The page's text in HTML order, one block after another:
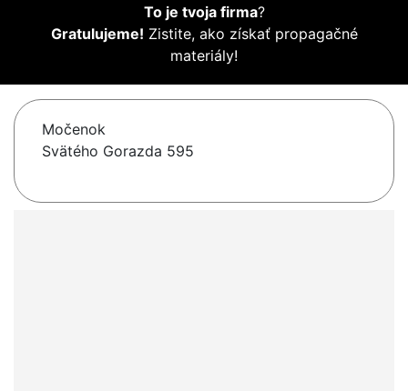
To je tvoja firma?
Gratulujeme! Zistite, ako získať propagačné
materiály!
Močenok
Svätého Gorazda 595